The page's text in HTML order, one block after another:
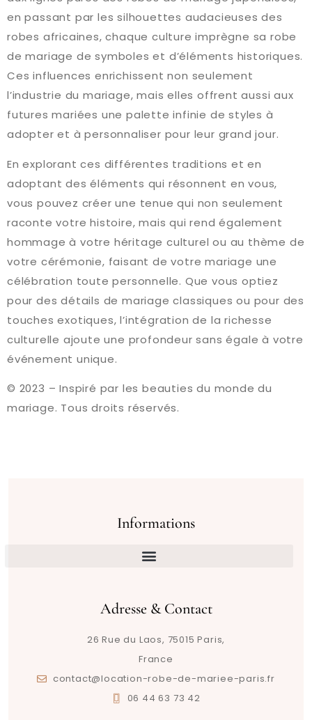
en passant par les silhouettes audacieuses des
robes africaines, chaque culture imprègne sa robe
de mariage de symboles et d’éléments historiques.
Ces influences enrichissent non seulement
l’industrie du mariage, mais elles offrent aussi aux
futures mariées une palette infinie de styles à
adopter et à personnaliser pour leur grand jour.
En explorant ces différentes traditions et en
adoptant des éléments qui résonnent en vous,
vous pouvez créer une tenue qui non seulement
raconte votre histoire, mais qui rend également
hommage à votre héritage culturel ou au thème de
votre cérémonie, faisant de votre mariage une
célébration toute personnelle. Que vous optiez
pour des détails de mariage classiques ou pour des
touches exotiques, l’intégration de la richesse
culturelle ajoute une profondeur sans égale à votre
événement unique.
© 2023 – Inspiré par les beauties du monde du
mariage. Tous droits réservés.
Informations
Adresse & Contact
26 Rue du Laos, 75015 Paris,
France
contact@location-robe-de-mariee-paris.fr
06 44 63 73 42